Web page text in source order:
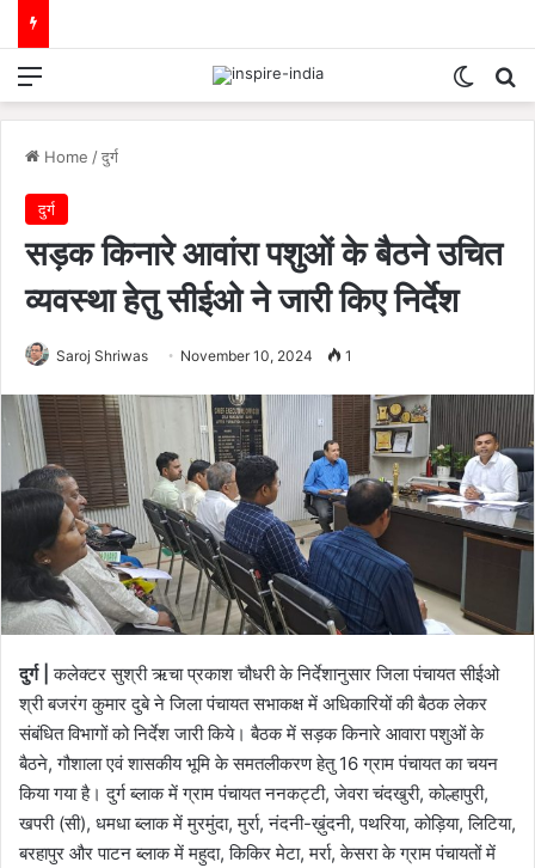
Menu
Home /दुर्ग
दुर्ग
सड़क किनारे आवांरा पशुओं के बैठने उचित
व्यवस्था हेतु सीईओ ने जारी किए निर्देश
Saroj Shriwas November 10, 2024 1
दुर्ग |कलेक्टर सुश्री ऋचा प्रकाश चौधरी के निर्देशानुसार जिला पंचायत सीईओ
श्री बजरंग कुमार दुबे ने जिला पंचायत सभाकक्ष में अधिकारियों की बैठक लेकर
संबंधित विभागों को निर्देश जारी किये। बैठक में सड़क किनारे आवारा पशुओं के
बैठने, गौशाला एवं शासकीय भूमि के समतलीकरण हेतु 16 ग्राम पंचायत का चयन
किया गया है। दुर्ग ब्लाक में ग्राम पंचायत ननकट्टी, जेवरा चंदखुरी, कोल्हापुरी,
खपरी (सी), धमधा ब्लाक में मुरमुंदा, मुर्रा, नंदनी-ख़ुंदनी, पथरिया, कोड़िया, लिटिया,
बरहापुर और पाटन ब्लाक में महुदा, किकिर मेटा, मर्रा, केसरा के ग्राम पंचायतों में